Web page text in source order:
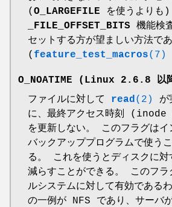
( O_LARGEFILE を使うよりも)
_FILE_OFFSET_BITS 機能検
セットする方が望ましい方法で
( feature_test_macros(7)
O_NOATIME (Linux 2.6.8 以
ファイルに対して read (2)
が
に、最終アクセス時刻 (inode
を更新しない。 このフラグはイ
バックアッププログラムで使う
る。 これを使うとディスクに対
減らすことができる。 このフラ
ルシステムに対して有効である
の一例が NFS であり、サーバ